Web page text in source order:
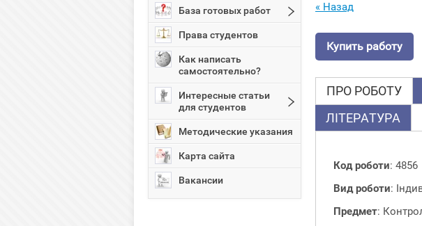
База готовых работ
Права студентов
Как написать
самостоятельно?
Интересные статьи
для студентов
Методические указания
Карта сайта
Вакансии
« Назад
Купить работу
ПРО РОБОТУ
ЛІТЕРАТУРА
Код роботи: 4856
Вид роботи:
Предмет: